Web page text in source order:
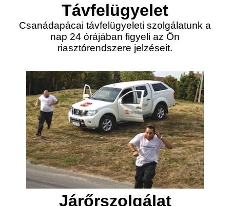
Távfelügyelet
Csanádapácai távfelügyeleti szolgálatunk a
nap 24 órájában figyeli az Ön
riasztórendszere jelzéseit.
Járőrszolgálat